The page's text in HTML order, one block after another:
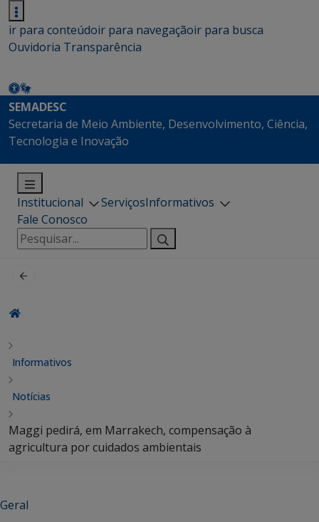
ir para conteúdoir para navegaçãoir para busca
Ouvidoria Transparência
SEMADESC
Secretaria de Meio Ambiente, Desenvolvimento, Ciência,
Tecnologia e Inovação
Institucional ServiçosInformativos
Fale Conosco
Pesquisar
por:
Informativos
Notícias
Maggi pedirá, em Marrakech, compensação à
agricultura por cuidados ambientais
Geral